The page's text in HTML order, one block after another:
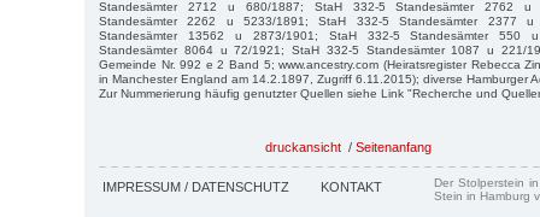
Standesämter 2712 u 680/1887; StaH 332-5 Standesämter 2762 u
Standesämter 2262 u 5233/1891; StaH 332-5 Standesämter 2377
Standesämter 13562 u 2873/1901; StaH 332-5 Standesämter 550
Standesämter 8064 u 72/1921; StaH 332-5 Standesämter 1087 u 221/
Gemeinde Nr. 992 e 2 Band 5; www.ancestry.com (Heiratsregister Rebecca
in Manchester England am 14.2.1897, Zugriff 6.11.2015); diverse Hamburger
Zur Nummerierung häufig genutzter Quellen siehe Link "Recherche und
druckansicht / Seitenanfang
IMPRESSUM / DATENSCHUTZ KONTAKT
Der Stolperstein
Stein in Hamburg